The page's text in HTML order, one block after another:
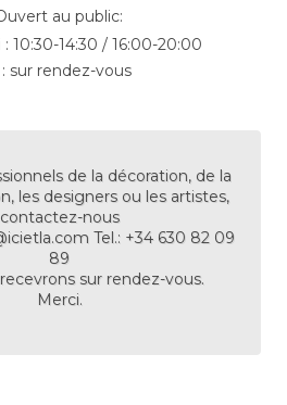
au public:
10:30-14:30 / 16:00-20:00
sur rendez-vous
de la décoration, de la
les designers ou les artistes,
contactez-nous
Tel.: +34 630 82 09
89
sur rendez-vous.
Merci.